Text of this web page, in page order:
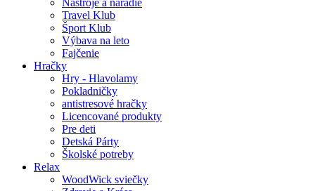
Nástroje a náradie
Travel Klub
Šport Klub
Výbava na leto
Fajčenie
Hračky
Hry - Hlavolamy
Pokladničky
antistresové hračky
Licencované produkty
Pre deti
Detská Párty
Školské potreby
Relax
WoodWick sviečky